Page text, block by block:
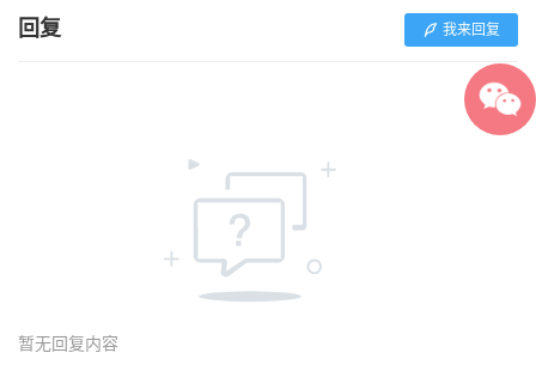
回复 我来回复
暂无回复内容